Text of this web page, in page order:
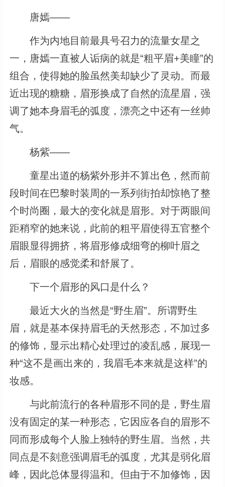
唐嫣――
作为内地目前最具号召力的流量女星之
一，唐嫣一直被人诟病的就是“粗平眉+美瞳”的
组合，使得她的脸虽然美却缺少了灵动。而最
近出现的糖糖，眉形换成了自然的流星眉，强
调了她本身眉毛的弧度，漂亮之中还有一丝帅
气。
杨紫――
童星出道的杨紫外形并不算出色，然而前
段时间在巴黎时装周的一系列街拍却惊艳了整
个时尚圈，最大的变化就是眉形。对于两眼间
距稍窄的她来说，此前的粗平眉使得五官整个
眉眼显得拥挤，将眉形修成细弯的柳叶眉之
后，眉眼的感觉柔和舒展了。
下一个眉形的风口是什么？
最近大火的当然是“野生眉”。所谓野生
眉，就是基本保持眉毛的天然形态，不加过多
的修饰，显示出精心处理过的凌乱感，展现一
种“这不是画出来的，我眉毛本来就是这样”的
妆感。
与此前流行的各种眉形不同的是，野生眉
没有固定的某一种形态，它因应各自的眉形不
同而形成每个人脸上独特的野生眉。当然，共
同点是不刻意强调眉毛的弧度，尤其是弱化眉
峰，因此总体显得温和。但由于不加修饰，因